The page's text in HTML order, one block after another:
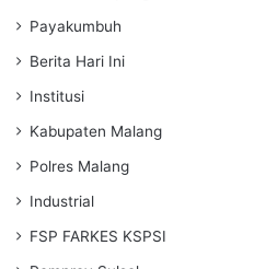
Payakumbuh
Berita Hari Ini
Institusi
Kabupaten Malang
Polres Malang
Industrial
FSP FARKES KSPSI